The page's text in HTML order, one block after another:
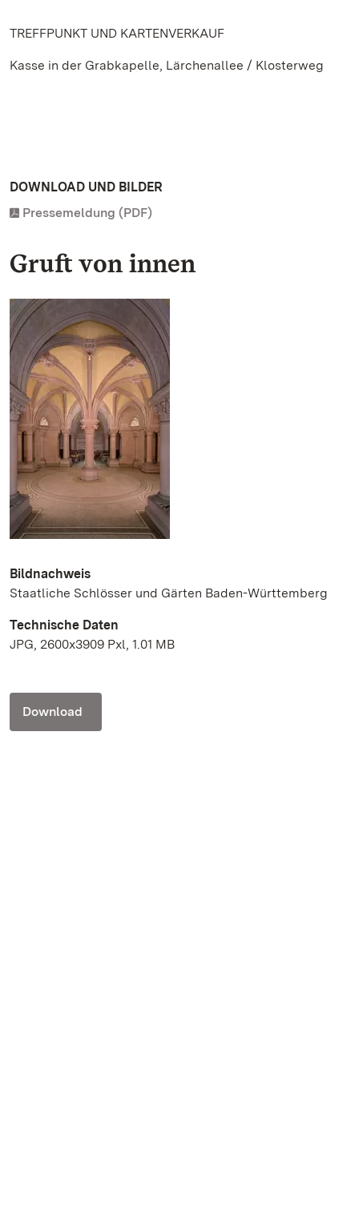
TREFFPUNKT UND KARTENVERKAUF
Kasse in der Grabkapelle, Lärchenallee / Klosterweg
DOWNLOAD UND BILDER
Pressemeldung (PDF)
Gruft von innen
Bildnachweis
Staatliche Schlösser und Gärten Baden-Württemberg
Technische Daten
JPG, 2600x3909 Pxl, 1.01 MB
Download